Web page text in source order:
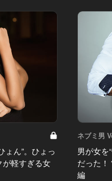
ょん”。ひょっ
が軽すぎる女
ネブミ男
男が女を
だった
編